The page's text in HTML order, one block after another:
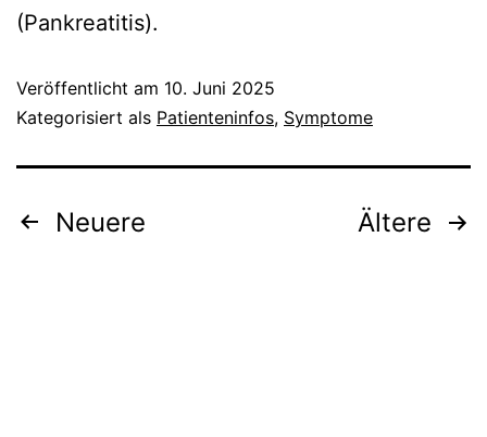
(Pankreatitis).
Veröffentlicht am 10. Juni 2025
Kategorisiert als Patienteninfos, Symptome
Seitennummerierung
Neuere Ältere